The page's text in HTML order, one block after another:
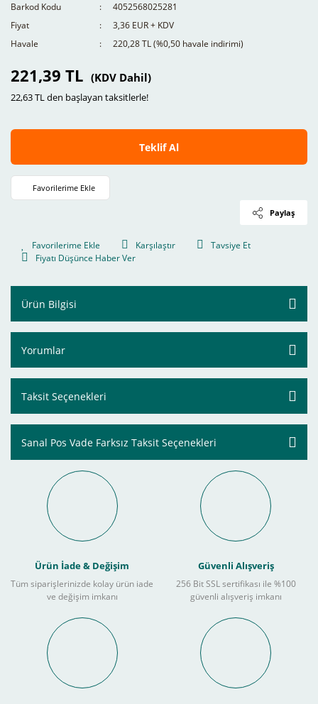
Barkod Kodu
4052568025281
Fiyat
3,36 EUR + KDV
Havale
220,28 TL (%0,50 havale indirimi)
221,39 TL (KDV Dahil)
22,63 TL den başlayan taksitlerle!
Teklif Al
Paylaş
Karşılaştır
Tavsiye Et
Fiyatı Düşünce Haber Ver
Ürün Bilgisi
Yorumlar
Taksit Seçenekleri
Sanal Pos Vade Farksız Taksit Seçenekleri
Ürün İade & Değişim
Tüm siparişlerinizde kolay ürün iade
ve değişim imkanı
Güvenli Alışveriş
256 Bit SSL sertifikası ile %100
güvenli alışveriş imkanı